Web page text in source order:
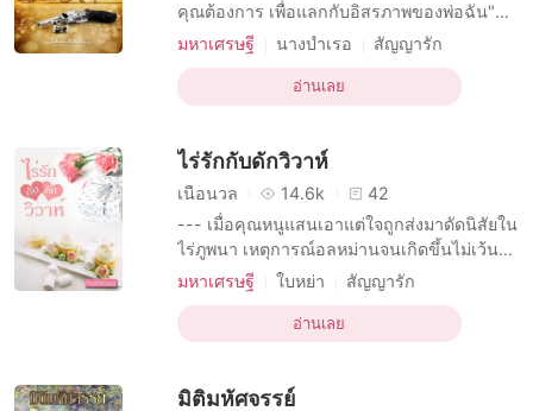
คุณต้องการ เพื่อแลกกับอิสรภาพของพ่อฉัน"
"แล้วถ้าผมไม่ตกลงล่ะ" ในที่สุดเขาก็พูดออกมา
จนได้ ยาหยีก้มหน้าซ่อนความเจ็บช้ำเอาไว้จน
มิด ก่อนจะเงยหน้าขึ้นอีกครั้งและพูดออกไป
เสียงแผ่วเบา "ฉันจะให้คุณดูสินค้าก่อน
โจรขโมยเพช
มหาเศรษฐี นางบำเรอ
สัญญารัก
บทบาทที่เป็นผู้ใหญ่ ชาย
โรแมนติก
ความปรารถนาทางเพศ
ทาสทางเพศ
อ่านเลย
ไร่รักกับดักวิวาห์
เนื้อนวล 14.6k
42
--- เมื่อคุณหนูแสนเอาแต่ใจถูกส่งมาดัดนิสัยใน
ไร่ภูพนา เหตุการณ์อลหม่านจนเกิดขึ้นไม่เว้น
แต่ละวัน --- “แหวะๆๆๆๆๆ” เอกกวียืนท้าว
สะเอวมองคุณหนูตัวร้ายที่กำลังโก่งคออาเจียน
เอาอาหารเช้าออกมาจนหมดไส้หมดพุงอย่าง
อ่อนอกอ่อนใจ “จะอ้วกจนตายไปข้างเลยหรือไง
“ก็ฉันเหม็น
มหาเศรษฐี ใบหย่า
สัญญารัก
บทบาทที่เป็นชายหล่อ
บทบาทที่ดื้อรั้น หญิง
โรแมนติก
ความปรารถนาทางเพศ
การมีเพศสัมพันธ์ครั้งแรก
อ่านเลย
มิติมหัศจรรย์